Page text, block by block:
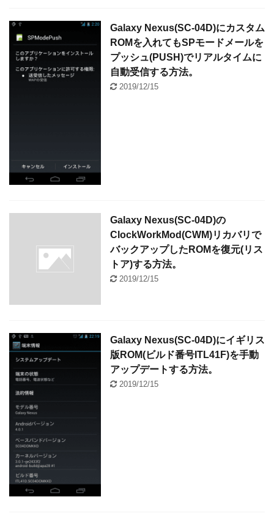
Galaxy Nexus(SC-04D)にカスタム
ROMを入れてもSPモードメールを
プッシュ(PUSH)でリアルタイムに
自動受信する方法。
2019/12/15
Galaxy Nexus(SC-04D)の
ClockWorkMod(CWM)リカバリで
バックアップしたROMを復元(リス
トア)する方法。
2019/12/15
Galaxy Nexus(SC-04D)にイギリス
版ROM(ビルド番号ITL41F)を手動
アップデートする方法。
2019/12/15